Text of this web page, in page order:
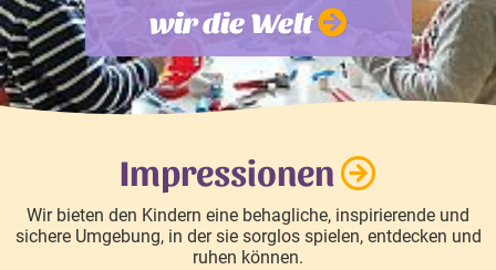
wir die Welt
Impressionen
Wir bieten den Kindern eine behagliche, inspirierende und
sichere Umgebung, in der sie sorglos spielen, entdecken und
ruhen können.